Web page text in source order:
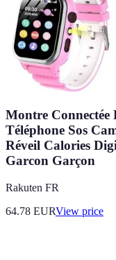
Montre Connectée
Téléphone Sos
Réveil Calories
Garcon Garçon
Rakuten FR
64.78 EURView price